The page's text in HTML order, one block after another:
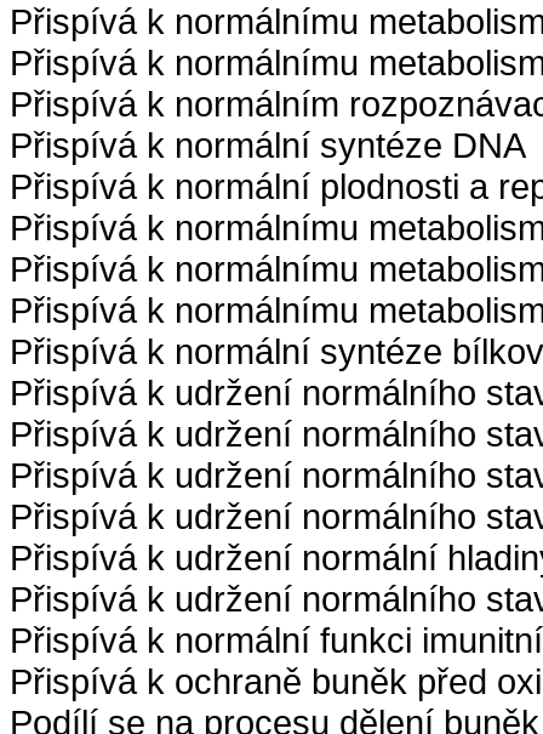
Přispívá k normálnímu
Přispívá k normálnímu
Přispívá k normálním
Přispívá k normální syntéze DNA
Přispívá k normální plodnosti a
Přispívá k normálnímu
Přispívá k normálnímu
Přispívá k normálnímu
Přispívá k normální syntéze
Přispívá k udržení normálního
Přispívá k udržení normálního
Přispívá k udržení normálního
Přispívá k udržení normálního
Přispívá k udržení normální
Přispívá k udržení normálního
Přispívá k normální funkci
Přispívá k ochraně buněk před
Podílí se na procesu dělení buněk